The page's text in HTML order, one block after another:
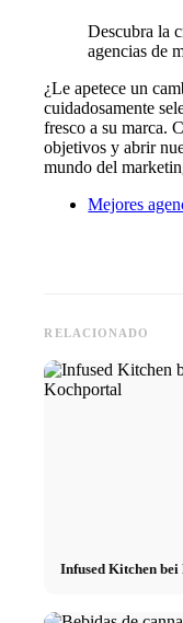
Descubra la
agencias de
¿Le apetece un
cuidadosamente
fresco a su marca.
objetivos y abrir
mundo del
Mejores
RELACIONADO
Infused Kitchen